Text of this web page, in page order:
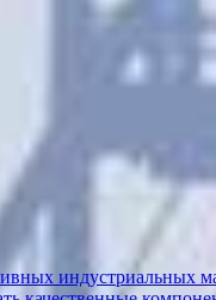
индустриальных